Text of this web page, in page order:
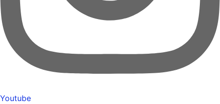
Youtube